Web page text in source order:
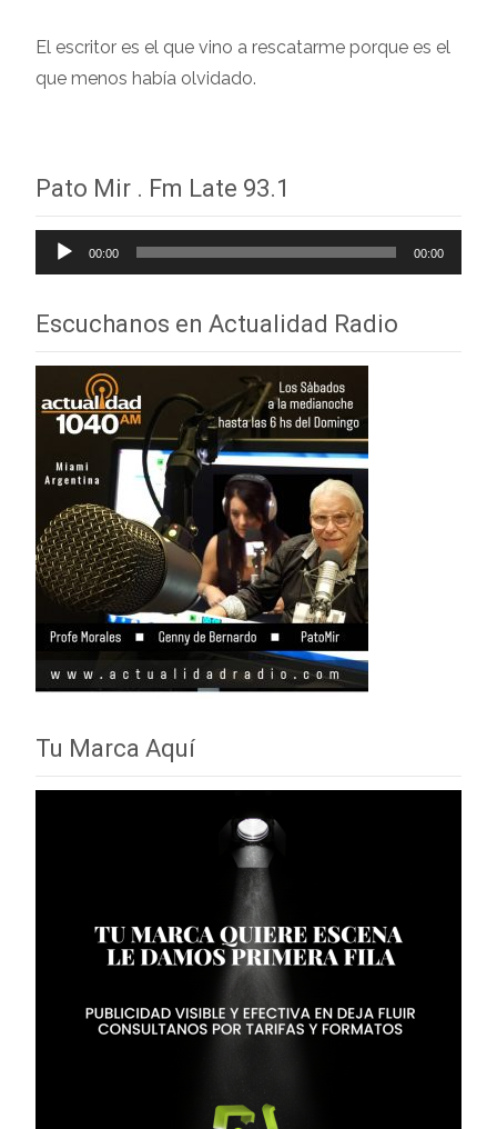
El escritor es el que vino a rescatarme porque es el
que menos había olvidado.
Pato Mir . Fm Late 93.1
Reproductor
de
00:00 00:00
Escuchanos en Actualidad Radio
Tu Marca Aquí